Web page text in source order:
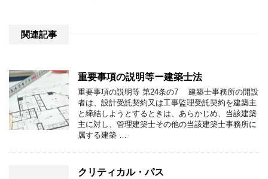
関連記事
重要事項の説明等ー建築士法
重要事項の説明等 第24条の7 建築士事務所の開設
者は、設計受託契約又は工事監理受託契約を建築主
と締結しようとするときは、あらかじめ、当該建築
主に対し、管理建築士その他の当該建築士事務所に
属する建築 …
クリティカル・パス